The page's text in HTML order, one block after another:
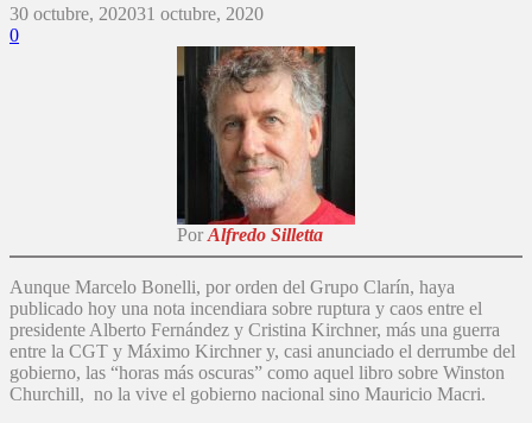
30 octubre, 202031 octubre, 2020
0
Por Alfredo Silletta
Aunque Marcelo Bonelli, por orden del Grupo Clarín, haya
publicado hoy una nota incendiara sobre ruptura y caos entre el
presidente Alberto Fernández y Cristina Kirchner, más una guerra
entre la CGT y Máximo Kirchner y, casi anunciado el derrumbe del
gobierno, las “horas más oscuras” como aquel libro sobre Winston
Churchill, no la vive el gobierno nacional sino Mauricio Macri.